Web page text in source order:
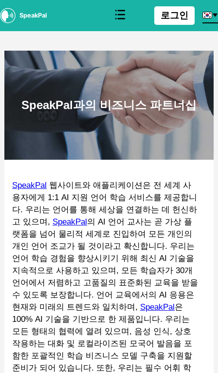
SpeakPal 로그인
SpeakPal과의 비즈니스 파트너십
SpeakPal 웹사이트와 애플리케이션은 전 세계 사
용자에게 1:1 AI 지원 언어 학습 서비스를 제공합니
다. 우리는 언어를 통해 세상을 연결하는 데 헌신하
고 있으며, SpeakPal의 AI 언어 교사는 곧 가상 플
랫폼을 넘어 물리적 세계로 진입하여 모든 개인의
개인 언어 조교가 될 것이라고 확신합니다. 우리는
언어 학습 경험을 향상시키기 위해 최신 AI 기술을
지속적으로 사용하고 있으며, 모든 학습자가 30개
언어에서 저렴하고 고품질의 표준화된 교육을 받을
수 있도록 보장합니다. 언어 교육에서의 AI 응용은
현재와 미래의 트렌드와 일치하며, SpeakPal은
100% AI 기술을 기반으로 한 제품입니다. 우리는
모든 형태의 협력에 열려 있으며, 음성 인식, 상호
작용하는 대화 및 로컬라이즈된 모국어 발음을 포
함한 포괄적인 학습 비즈니스 모델 구축을 지원할
준비가 되어 있습니다. 또한, 우리는 필수 어휘 학